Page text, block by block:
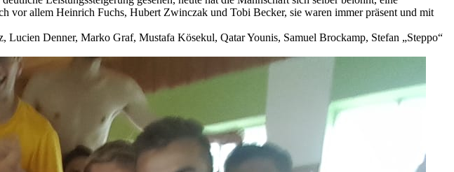
vor allem Heinrich Fuchs, Hubert Zwinczak und Tobi Becker, sie waren immer präsent und mit
Denner, Marko Graf, Mustafa Kösekul, Qatar Younis, Samuel Brockamp, Stefan „Steppo“